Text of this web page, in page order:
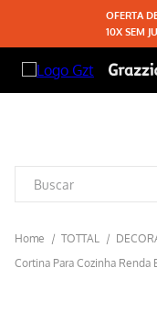
OFERTA
10X SEM
TOTTAL
Cortina Para Cozinha